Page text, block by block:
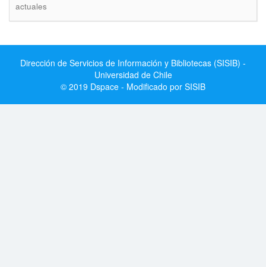
actuales
Dirección de Servicios de Información y Bibliotecas (SISIB) -
Universidad de Chile
© 2019 Dspace - Modificado por SISIB